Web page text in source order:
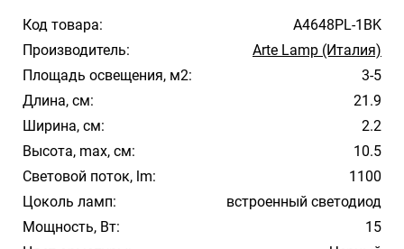
Код товара:
A4648PL-1BK
Производитель:
Arte Lamp (Италия)
Площадь освещения, м2:
3-5
Длина, см:
21.9
Ширина, см:
2.2
Высота, max, см:
10.5
Световой поток, lm:
1100
Цоколь ламп:
встроенный светодиод
Мощность, Вт:
15